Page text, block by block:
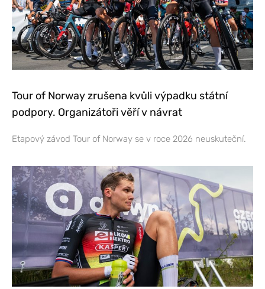
Tour of Norway zrušena kvůli výpadku státní
podpory. Organizátoři věří v návrat
Etapový závod Tour of Norway se v roce 2026 neuskuteční.